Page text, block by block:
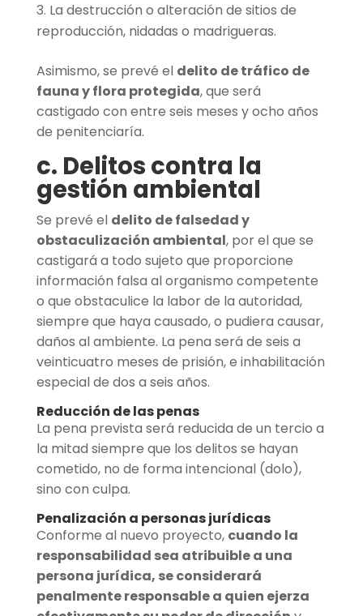
La destrucción o alteración de sitios de
reproducción, nidadas o madrigueras.
Asimismo, se prevé el delito de tráfico de
fauna y flora protegida, que será
castigado con entre seis meses y ocho años
de penitenciaría.
c. Delitos contra la
gestión ambiental
Se prevé el delito de falsedad y
obstaculización ambiental, por el que se
castigará a todo sujeto que proporcione
información falsa al organismo competente
o que obstaculice la labor de la autoridad,
siempre que haya causado, o pudiera causar,
daños al ambiente. La pena será de seis a
veinticuatro meses de prisión, e inhabilitación
especial de dos a seis años.
Reducción de las penas
La pena prevista será reducida de un tercio a
la mitad siempre que los delitos se hayan
cometido, no de forma intencional (dolo),
sino con culpa.
Penalización a personas jurídicas
Conforme al nuevo proyecto, cuando la
responsabilidad sea atribuible a una
persona jurídica, se considerará
penalmente responsable a quien ejerza